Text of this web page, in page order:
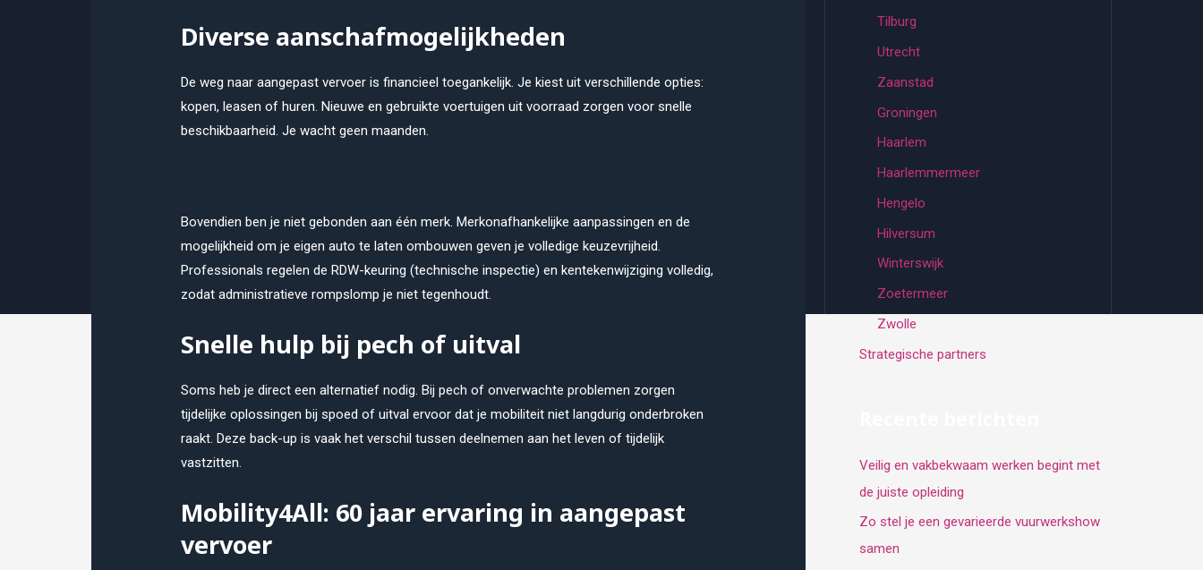
Diverse aanschafmogelijkheden
De weg naar aangepast vervoer is financieel toegankelijk. Je kiest uit verschillende opties:
kopen, leasen of huren. Nieuwe en gebruikte voertuigen uit voorraad zorgen voor snelle
beschikbaarheid. Je wacht geen maanden.
Bovendien ben je niet gebonden aan één merk. Merkonafhankelijke aanpassingen en de
mogelijkheid om je eigen auto te laten ombouwen geven je volledige keuzevrijheid.
Professionals regelen de RDW-keuring (technische inspectie) en kentekenwijziging volledig,
zodat administratieve rompslomp je niet tegenhoudt.
Snelle hulp bij pech of uitval
Soms heb je direct een alternatief nodig. Bij pech of onverwachte problemen zorgen
tijdelijke oplossingen bij spoed of uitval ervoor dat je mobiliteit niet langdurig onderbroken
raakt. Deze back-up is vaak het verschil tussen deelnemen aan het leven of tijdelijk
vastzitten.
Mobility4All: 60 jaar ervaring in aangepast
vervoer
Tilburg
Utrecht
Zaanstad
Groningen
Haarlem
Haarlemmermeer
Hengelo
Hilversum
Winterswijk
Zoetermeer
Zwolle
Strategische partners
Veilig en vakbekwaam werken begint met
de juiste opleiding
Zo stel je een gevarieerde vuurwerkshow
samen